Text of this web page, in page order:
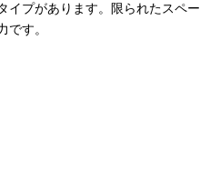
イプがあります。限られたスペー
です。